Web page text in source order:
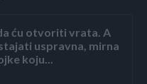
ću otvoriti vrata. A
uspravna, mirna
koju...